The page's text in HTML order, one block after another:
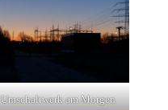
Umschaltwerk am Morgen